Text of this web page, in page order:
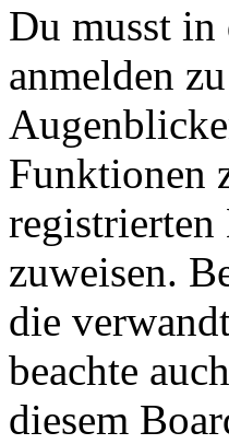
Du musst
anmelden
Funktionen
registrierten
zuweisen.
die
beachte
diesem